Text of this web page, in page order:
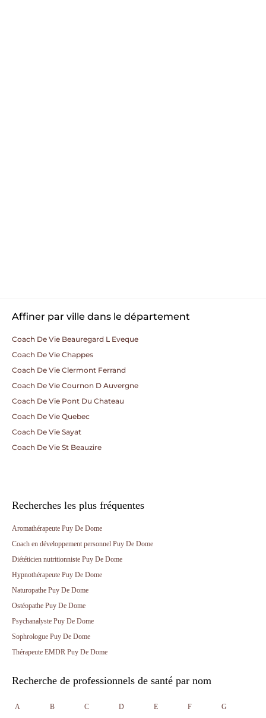
Affiner par ville dans le département
Coach De Vie Beauregard L Eveque
Coach De Vie Chappes
Coach De Vie Clermont Ferrand
Coach De Vie Cournon D Auvergne
Coach De Vie Pont Du Chateau
Coach De Vie Quebec
Coach De Vie Sayat
Coach De Vie St Beauzire
Recherches les plus fréquentes
Aromathérapeute Puy De Dome
Coach en développement personnel Puy De Dome
Diététicien nutritionniste Puy De Dome
Hypnothérapeute Puy De Dome
Naturopathe Puy De Dome
Ostéopathe Puy De Dome
Psychanalyste Puy De Dome
Sophrologue Puy De Dome
Thérapeute EMDR Puy De Dome
Recherche de professionnels de santé par nom
A B C D E F G